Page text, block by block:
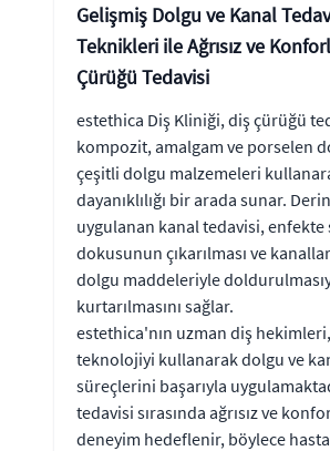
Gelişmiş Dolgu ve Kanal
Teknikleri ile Ağrısız ve
Çürüğü Tedavisi
estethica Diş Kliniği, diş çürüğü
kompozit, amalgam ve porselen
çeşitli dolgu malzemeleri
dayanıklılığı bir arada sunar.
uygulanan kanal tedavisi, enfekte
dokusunun çıkarılması ve
dolgu maddeleriyle
kurtarılmasını sağlar.
estethica'nın uzman diş
teknolojiyi kullanarak dolgu ve
süreçlerini başarıyla
tedavisi sırasında ağrısız ve
deneyim hedeflenir, böylece